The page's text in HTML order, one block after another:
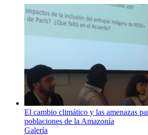
El cambio climático y las amenazas
poblaciones de la Amazonía
Galería